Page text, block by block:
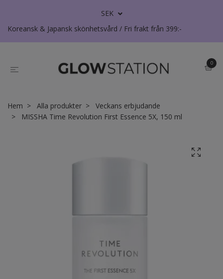
SEK
Koreansk & Japansk skönhetsvård / Fri frakt från 399:-
0
Hem Alla produkter
Veckans erbjudande
MISSHA Time Revolution First Essence 5X, 150 ml